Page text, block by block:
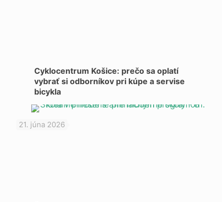
Cyklocentrum Košice: prečo sa oplatí
vybrať si odborníkov pri kúpe a servise
bicykla
21. júna 2026